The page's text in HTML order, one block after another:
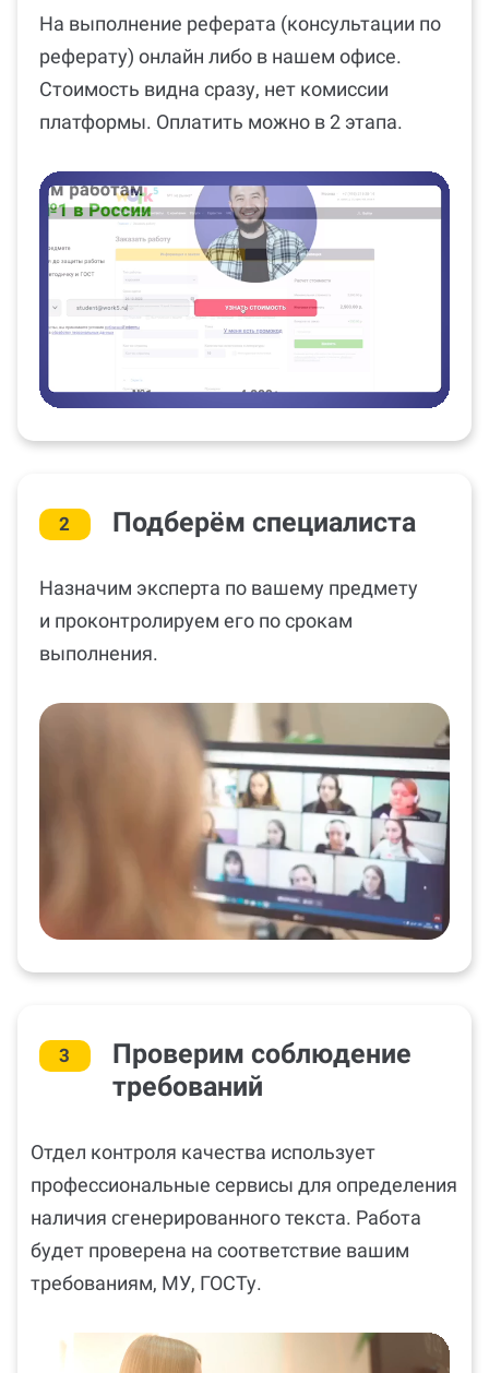
На выполнение реферата (консультации по
реферату) онлайн либо в нашем офисе.
Стоимость видна сразу, нет комиссии
платформы. Оплатить можно в 2 этапа.
2 Подберём специалиста
Назначим эксперта по вашему предмету
и проконтролируем его по срокам
выполнения.
3
Проверим соблюдение
требований
Отдел контроля качества использует
профессиональные сервисы для определения
наличия сгенерированного текста. Работа
будет проверена на соответствие вашим
требованиям, МУ, ГОСТу.